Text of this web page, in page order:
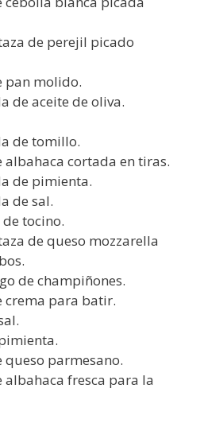
de perejil picado
pan molido.
de aceite de oliva.
de tomillo.
albahaca cortada en tiras.
de pimienta.
de sal.
tocino.
de queso mozzarella
de champiñones.
crema para batir.
queso parmesano.
albahaca fresca para la